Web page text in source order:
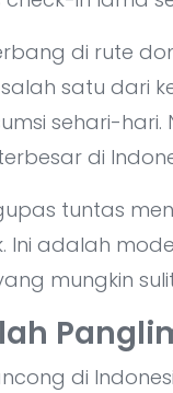
di rute
satu dari
sehari-
di
tuntas
Ini adalah
mungkin
di